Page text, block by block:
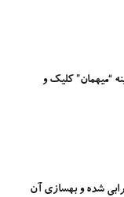
“میهمان” کلیک و
شده و بهسازی آن